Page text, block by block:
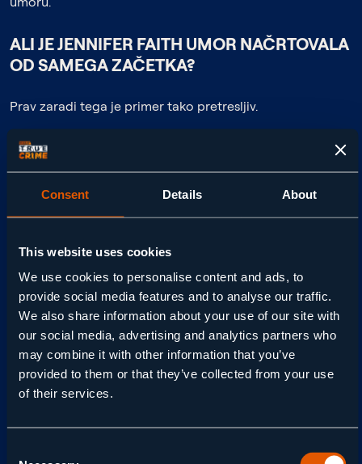
Consent Details About
This website uses cookies
We use cookies to personalise content and ads, to
provide social media features and to analyse our traffic.
We also share information about your use of our site with
our social media, advertising and analytics partners who
may combine it with other information that you’ve
provided to them or that they’ve collected from your use
of their services.
ALI JE JENNIFER FAITH UMOR NAČRTOVALA
OD SAMEGA ZAČETKA?
Prav zaradi tega je primer tako pretresljiv.
Preiskovalci so ugotovili, da ni šlo za impulzivno dejanje
ali zločin v afektu. Vse je kazalo na skrbno načrtovano
dejanje.
ponarejala sporočila in manipulirala z ljudmi okoli sebe.
Ko je resnica začela prihajati na dan, so detektivi razkrili
mrežo laži, ki je pretresla celo izkušene preiskovalce.
KAKŠNO VLOGO SO IMELI SKRIVNI
POSNETKI?